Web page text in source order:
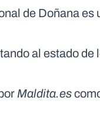
de Doñana
al estado de
Maldita.es